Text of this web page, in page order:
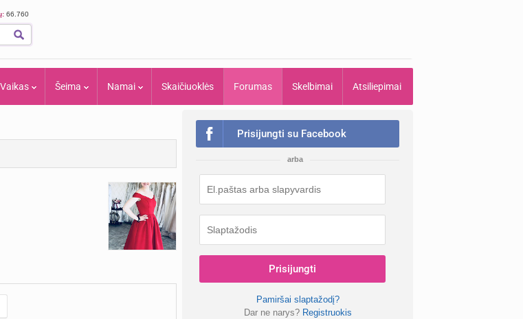
66.760
Vaikas Šeima Namai Skaičiuoklės Forumas Skelbimai Atsiliepimai
Prisijungti su Facebook
arba
Prisijungti
Pamiršai slaptažodį?
Dar ne narys? Registruokis